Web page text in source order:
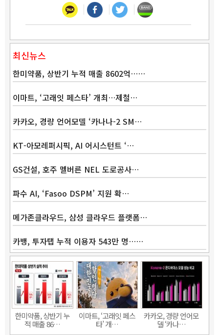
최신뉴스
한미약품, 상반기 누적 매출 8602억……
이마트, ‘고래잇 페스타’ 개최…제철…
카카오, 경량 언어모델 ‘카나나-2 SM…
KT-아모레퍼시픽, AI 어시스턴트 ‘…
GS건설, 호주 멜버른 NEL 도로공사…
파수 AI, ‘Fasoo DSPM’ 지원 확…
메가존클라우드, 삼성 클라우드 플랫폼…
카뱅, 투자탭 누적 이용자 543만 명……
한미약품, 상반기 누
적 매출 86…
이마트, ‘고래잇 페스
타’ 개…
카카오, 경량 언어모
델 ‘카나…